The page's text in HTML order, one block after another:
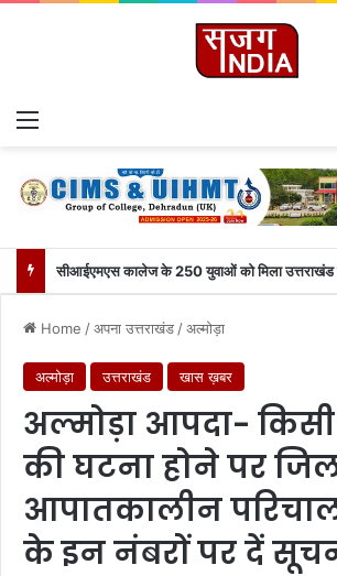
Menu
सीआईएमएस कालेज के 250 युवाओं को मिला उत्तराखंड
Home /अपना उत्तराखंड /अल्मोड़ा
अल्मोड़ा उत्तराखंड खास ख़बर
अल्मोड़ा आपदा- किसी
की घटना होने पर
आपातकालीन
के इन नंबरों पर दें